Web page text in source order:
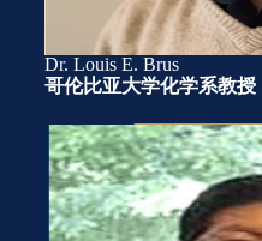
Dr. Louis E. Brus
哥伦比亚大学化学系教授